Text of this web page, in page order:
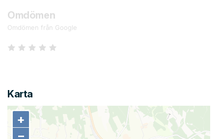
Omdömen
Omdömen från Google
Karta
+
−
+
−